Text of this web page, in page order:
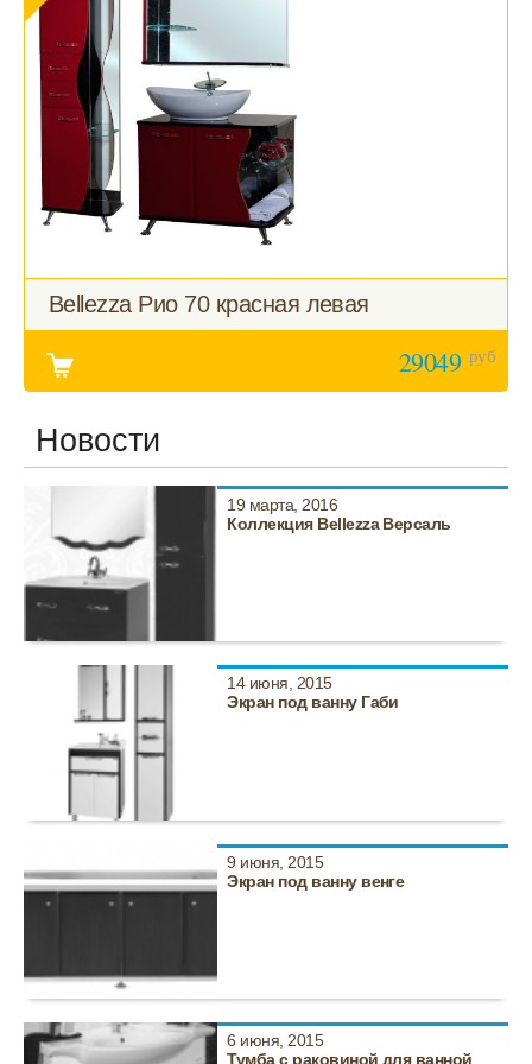
Bellezza Рио 70 красная левая
29049 руб
Новости
19 марта, 2016
Коллекция Bellezza Версаль
14 июня, 2015
Экран под ванну Габи
9 июня, 2015
Экран под ванну венге
6 июня, 2015
Тумба с раковиной для ванной